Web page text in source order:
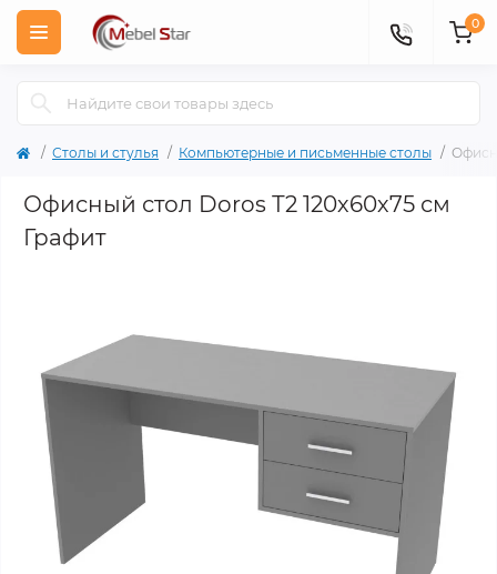
0
Столы и стулья Компьютерные и письменные столы
Офисный стол Doros Т2 120х60х75 см
Графит